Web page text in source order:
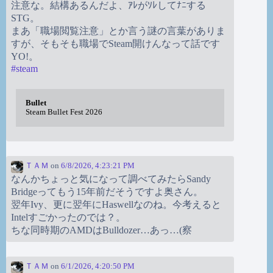
注意な。結構あるんだよ、ｱﾚがｿﾚしてﾅﾆする
STG。
まあ「職場閲覧注意」とか言う謎の言葉がありま
すが、そもそも職場でSteam開けんなって話です
YO!。
#steam
Bullet
Steam Bullet Fest 2026
ＴＡＭ on 6/8/2026, 4:23:21 PM
なんかちょっと気になって調べてみたらSandy
Bridgeってもう15年前だそうですよ奥さん。
翌年Ivy、更に翌年にHaswellなのね。今考えると
Intelすごかったのでは？。
ちな同時期のAMDはBulldozer…あっ…(察
ＴＡＭ on 6/1/2026, 4:20:50 PM